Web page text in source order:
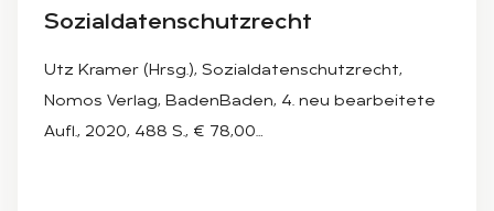
So­zi­al­da­ten­schutz­recht
Utz Kramer (Hrsg.), Sozialdatenschutzrecht,
Nomos Verlag, BadenBaden, 4. neu bearbeitete
Aufl., 2020, 488 S., € 78,00…